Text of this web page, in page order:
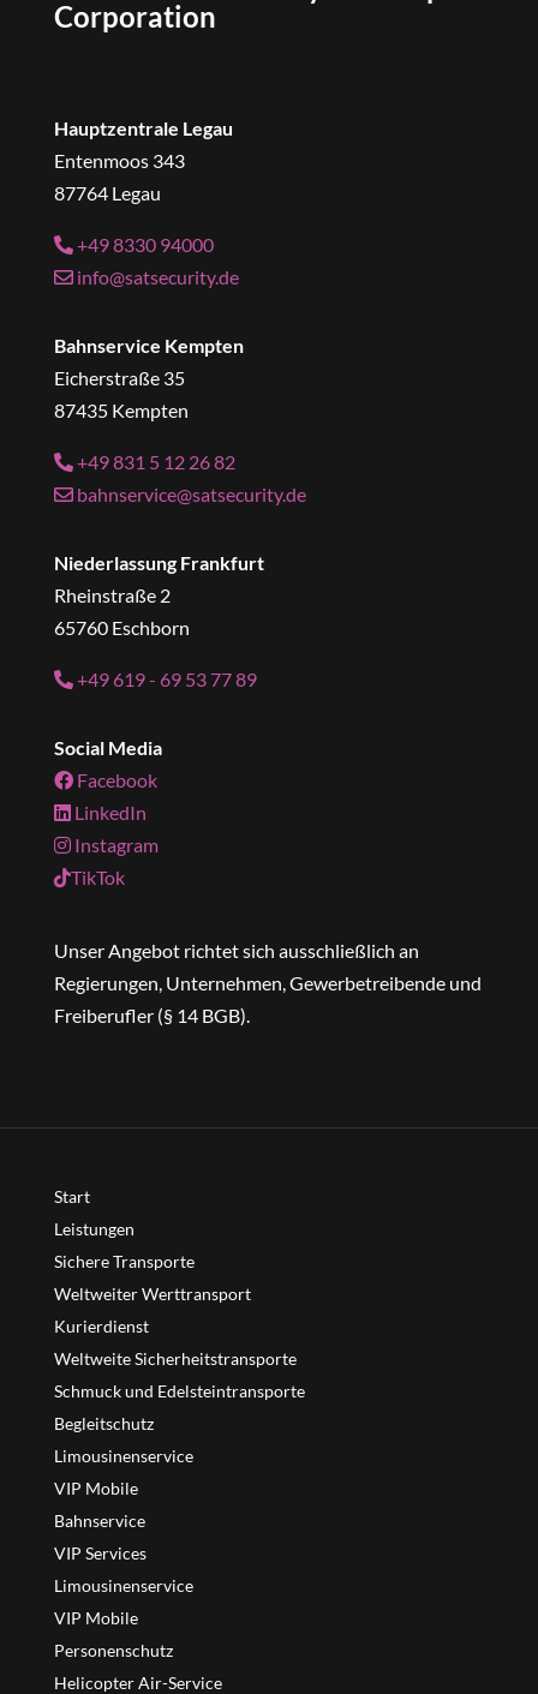
Corporation
Hauptzentrale Legau
Entenmoos 343
87764 Legau
+49 8330 94000
info@satsecurity.de
Bahnservice Kempten
Eicherstraße 35
87435 Kempten
+49 831 5 12 26 82
bahnservice@satsecurity.de
Niederlassung Frankfurt
Rheinstraße 2
65760 Eschborn
+49 619 - 69 53 77 89
Social Media
Facebook
LinkedIn
Instagram
TikTok
Unser Angebot richtet sich ausschließlich an
Regierungen, Unternehmen, Gewerbetreibende und
Freiberufler (§ 14 BGB).
Start
Leistungen
Sichere Transporte
Weltweiter Werttransport
Kurierdienst
Weltweite Sicherheitstransporte
Schmuck und Edelsteintransporte
Begleitschutz
Limousinenservice
VIP Mobile
Bahnservice
VIP Services
Limousinenservice
VIP Mobile
Personenschutz
Helicopter Air-Service